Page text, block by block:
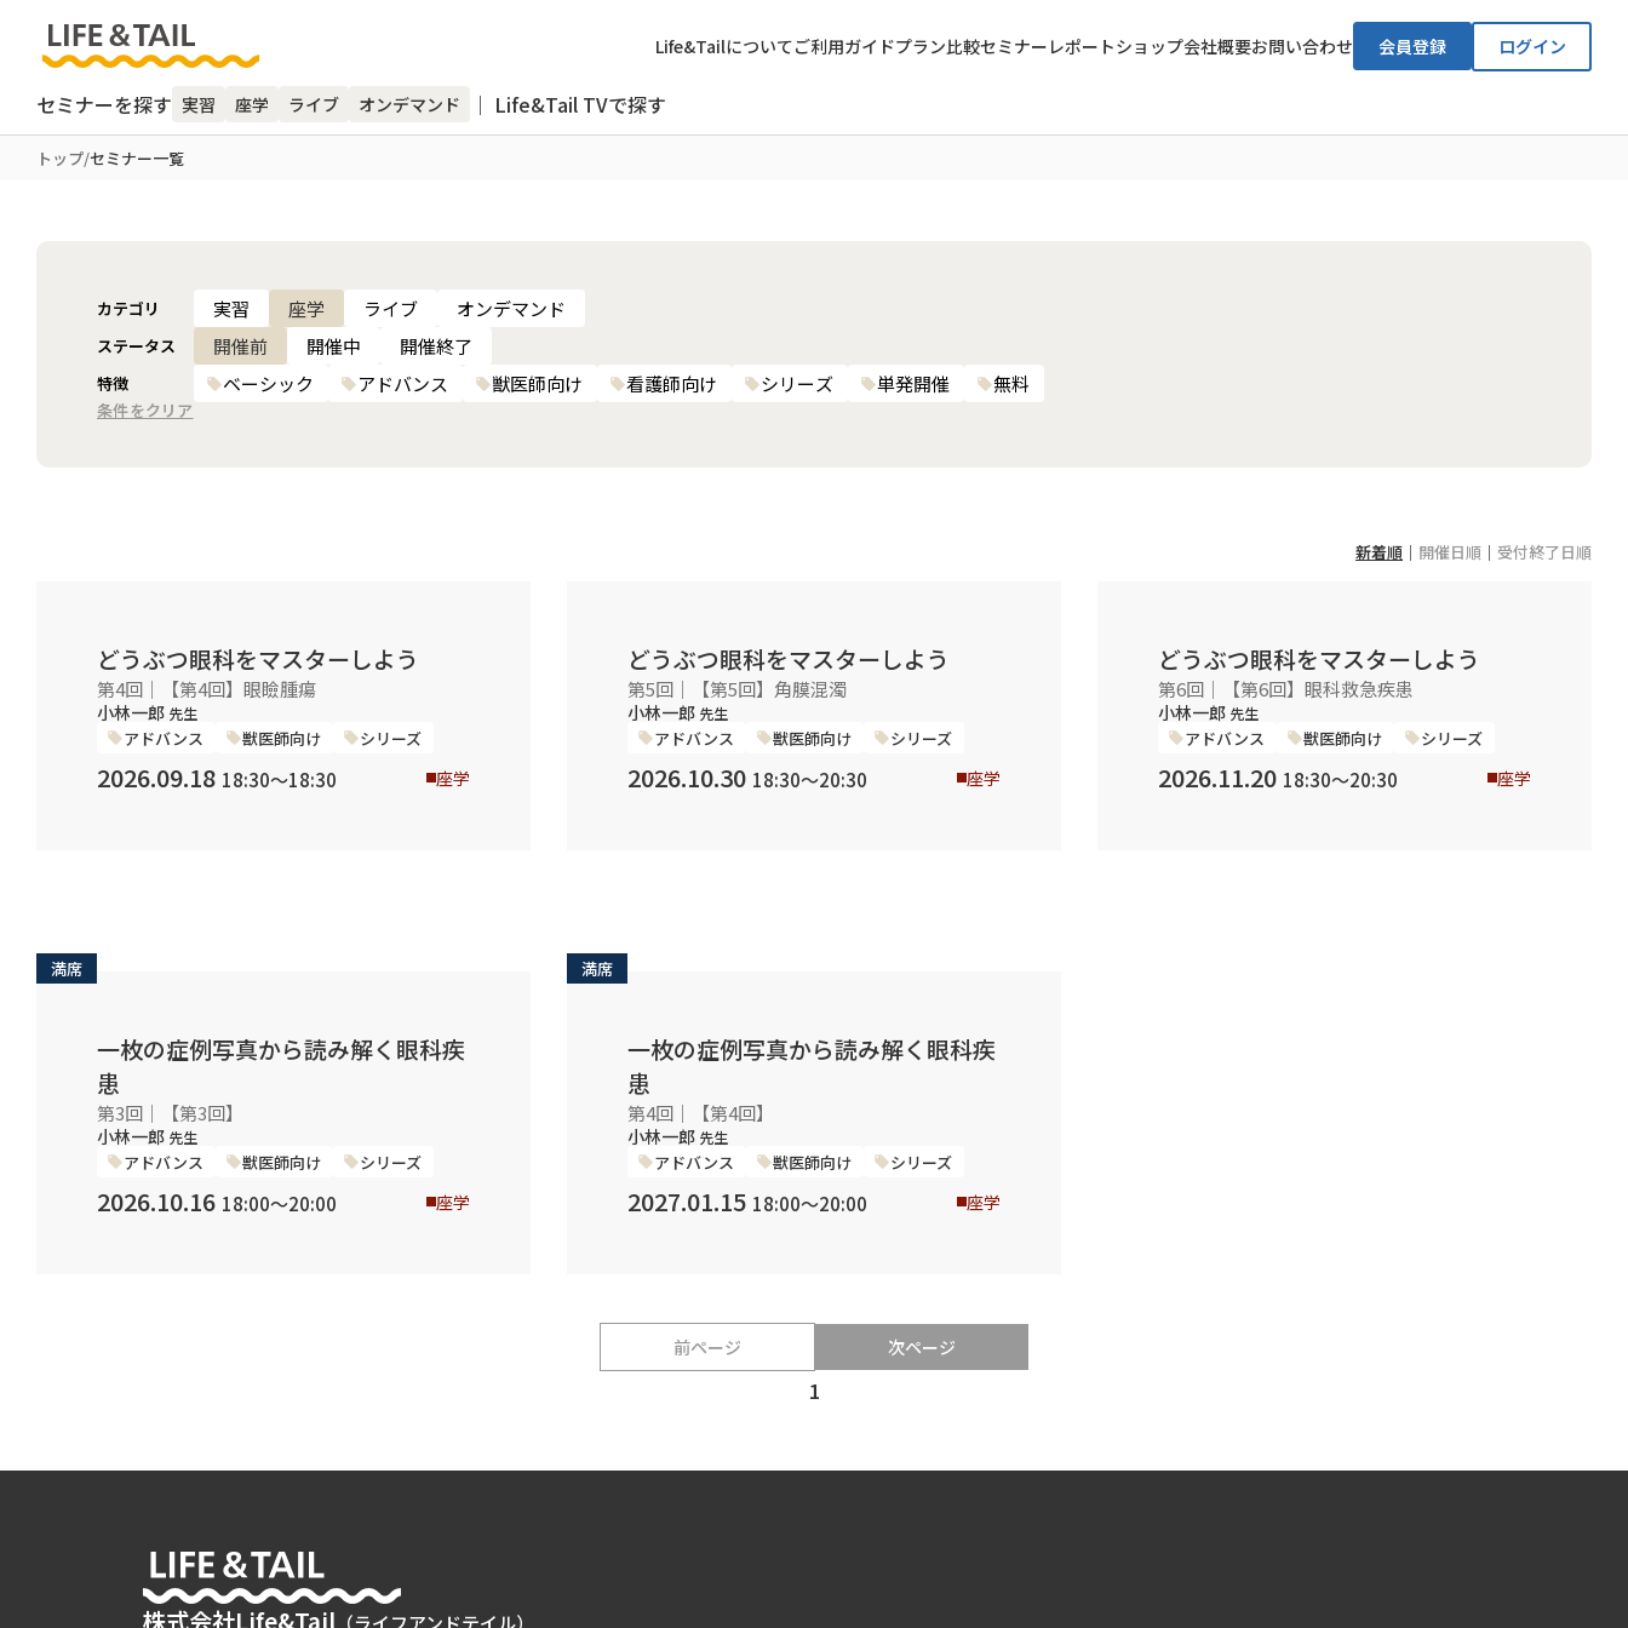
Life&Tailについてご利用ガイドプラン比較セミナーレポートショップ会社概要お問い合わせ 会員登録 ログイン
セミナーを探す 実習 座学 ライブ オンデマンド ｜ Life&Tail TVで探す
トップ/セミナー一覧
カテゴリ 実習 座学 ライブ オンデマンド
ステータス 開催前 開催中 開催終了
特徴 ベーシック アドバンス 獣医師向け 看護師向け シリーズ 単発開催 無料
条件をクリア
新着順 ｜ 開催日順 ｜ 受付終了日順
どうぶつ眼科をマスターしよう
第4回｜【第4回】眼瞼腫瘍
小林一郎 先生
アドバンス 獣医師向け シリーズ
2026.09.18 18:30〜18:30 座学
どうぶつ眼科をマスターしよう
第5回｜【第5回】角膜混濁
小林一郎 先生
アドバンス 獣医師向け シリーズ
2026.10.30 18:30〜20:30 座学
どうぶつ眼科をマスターしよう
第6回｜【第6回】眼科救急疾患
小林一郎 先生
アドバンス 獣医師向け シリーズ
2026.11.20 18:30〜20:30 座学
満席
一枚の症例写真から読み解く眼科疾
患
第3回｜【第3回】
小林一郎 先生
アドバンス 獣医師向け シリーズ
2026.10.16 18:00〜20:00 座学
満席
一枚の症例写真から読み解く眼科疾
患
第4回｜【第4回】
小林一郎 先生
アドバンス 獣医師向け シリーズ
2027.01.15 18:00〜20:00 座学
前ページ 次ページ
1
株式会社Life&Tail （ライフアンドテイル）